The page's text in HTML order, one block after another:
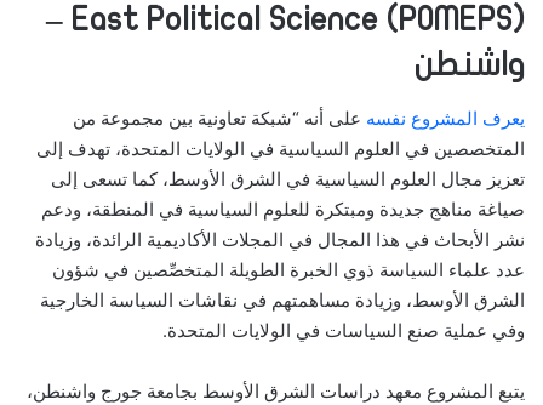
East Political Science (POMEPS) –
واشنطن
يعرف المشروع نفسه على أنه “شبكة تعاونية بين مجموعة من
المتخصصين في العلوم السياسية في الولايات المتحدة، تهدف إلى
تعزيز مجال العلوم السياسية في الشرق الأوسط، كما تسعى إلى
صياغة مناهج جديدة ومبتكرة للعلوم السياسية في المنطقة، ودعم
نشر الأبحاث في هذا المجال في المجلات الأكاديمية الرائدة، وزيادة
عدد علماء السياسة ذوي الخبرة الطويلة المتخصِّصين في شؤون
الشرق الأوسط، وزيادة مساهمتهم في نقاشات السياسة الخارجية
وفي عملية صنع السياسات في الولايات المتحدة.
يتبع المشروع معهد دراسات الشرق الأوسط بجامعة جورج واشنطن،